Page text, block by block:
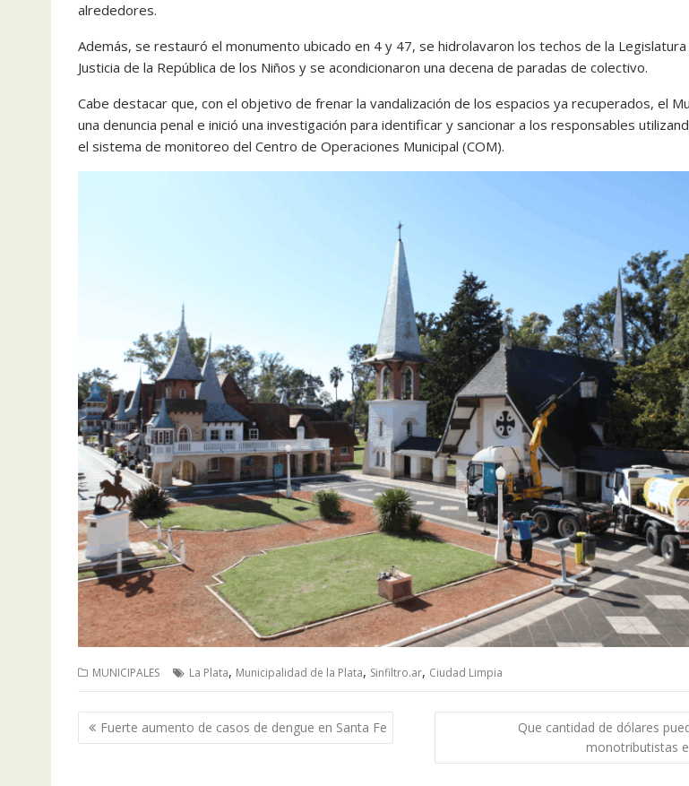
alrededores.
Además, se restauró el monumento ubicado en 4 y 47, se hidrolavaron los techos de la Legislatura
Justicia de la República de los Niños y se acondicionaron una decena de paradas de colectivo.
Cabe destacar que, con el objetivo de frenar la vandalización de los espacios ya recuperados, el
una denuncia penal e inició una investigación para identificar y sancionar a los responsables
el sistema de monitoreo del Centro de Operaciones Municipal (COM).
MUNICIPALES La Plata, Municipalidad de la Plata, Sinfiltro.ar, Ciudad Limpia
Navegación
de
Fuerte aumento de casos de dengue en Santa Fe
Que cantidad de dólares
monotributistas